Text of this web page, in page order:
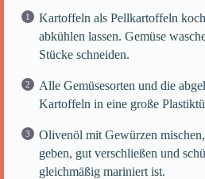
Kartoffeln als Pellkartoffeln
abkühlen lassen. Gemüse
Stücke schneiden.
Alle Gemüsesorten und die
Kartoffeln in eine große
Olivenöl mit Gewürzen
geben, gut verschließen und
gleichmäßig mariniert ist.